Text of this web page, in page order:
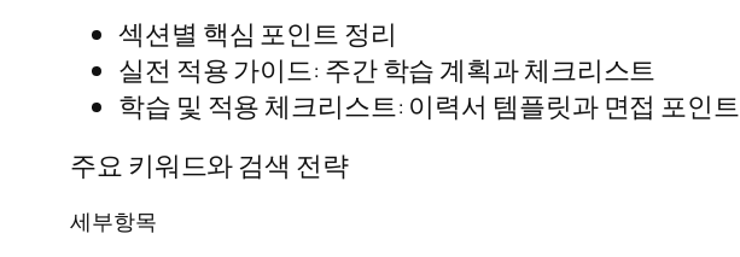
섹션별 핵심 포인트 정리
실전 적용 가이드: 주간 학습 계획과 체크리스트
학습 및 적용 체크리스트: 이력서 템플릿과 면접 포인트
주요 키워드와 검색 전략
세부항목